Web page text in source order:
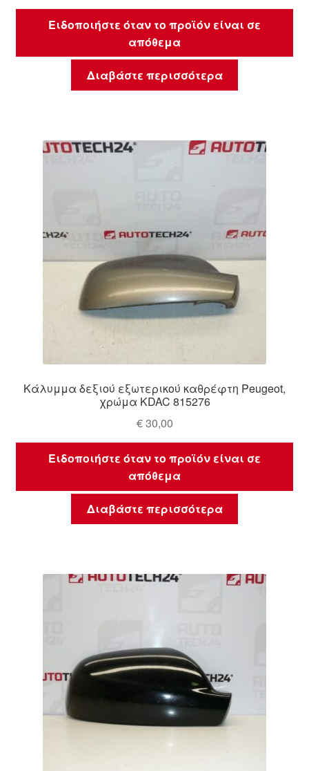
Ειδοποιήστε όταν το προϊόν είναι σε
απόθεμα
Διαβάστε περισσότερα
Κάλυμμα δεξιού εξωτερικού καθρέφτη Peugeot,
χρώμα KDAC 815276
€30,00
Ειδοποιήστε όταν το προϊόν είναι σε
απόθεμα
Διαβάστε περισσότερα